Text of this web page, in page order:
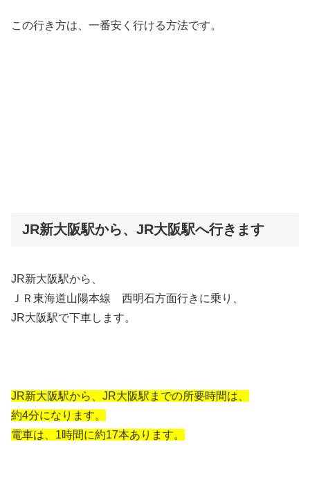
この行き方は、一番安く行ける方法です。
JR新大阪駅から、JR大阪駅へ行きます
JR新大阪駅から、
ＪＲ東海道山陽本線 西明石方面行きに乗り、
JR大阪駅で下車します。
JR新大阪駅から、JR大阪駅までの所要時間は、
約4分になります。
電車は、1時間に約17本あります。